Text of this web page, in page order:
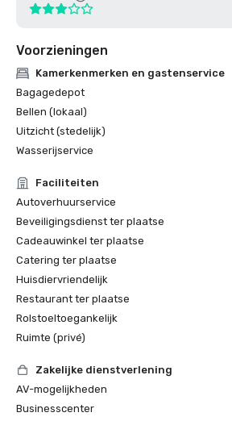
Voorzieningen
Kamerkenmerken en gastenservice
Bagagedepot
Bellen (lokaal)
Uitzicht (stedelijk)
Wasserijservice
Faciliteiten
Autoverhuurservice
Beveiligingsdienst ter plaatse
Cadeauwinkel ter plaatse
Catering ter plaatse
Huisdiervriendelijk
Restaurant ter plaatse
Rolstoeltoegankelijk
Ruimte (privé)
Zakelijke dienstverlening
AV-mogelijkheden
Businesscenter